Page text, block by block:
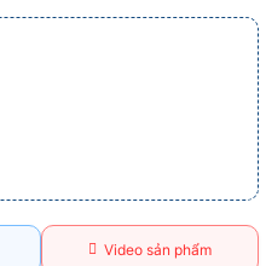
Video sản phẩm